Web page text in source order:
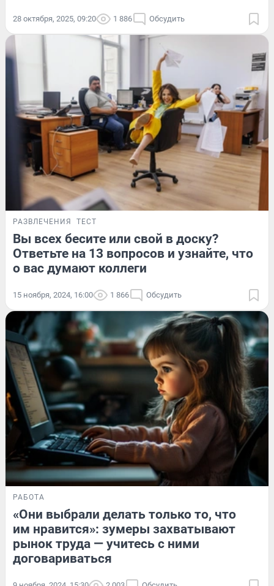
28 октября, 2025, 09:20 1 886 Обсудить
РАЗВЛЕЧЕНИЯ ТЕСТ
Вы всех бесите или свой в доску?
Ответьте на 13 вопросов и узнайте, что
о вас думают коллеги
15 ноября, 2024, 16:00 1 866 Обсудить
РАБОТА
«Они выбрали делать только то, что
им нравится»: зумеры захватывают
рынок труда — учитесь с ними
договариваться